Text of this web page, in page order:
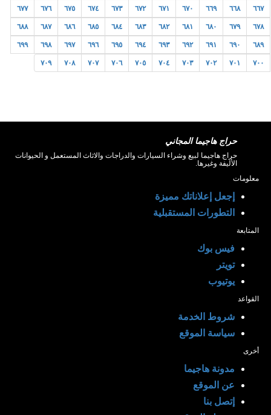
٦٦٧ ٦٦٨ ٦٦٩ ٦٧٠ ٦٧١ ٦٧٢ ٦٧٣ ٦٧٤ ٦٧٥ ٦٧٦ ٦٧٧
٦٧٨ ٦٧٩ ٦٨٠ ٦٨١ ٦٨٢ ٦٨٣ ٦٨٤ ٦٨٥ ٦٨٦ ٦٨٧ ٦٨٨
٦٨٩ ٦٩٠ ٦٩١ ٦٩٢ ٦٩٣ ٦٩٤ ٦٩٥ ٦٩٦ ٦٩٧ ٦٩٨ ٦٩٩
٧٠٠ ٧٠١ ٧٠٢ ٧٠٣ ٧٠٤ ٧٠٥ ٧٠٦ ٧٠٧ ٧٠٨ ٧٠٩
حراج هاجيما المجاني
حراج هاجيما لبيع وشراء السيارات والدراجات والاثاث المستعمل و الحيوانات
الأليفة وغيرها.
معلومات
إجعل إعلاناتك مميزة
التطورات المستقبلية
المتابعة
فيس بوك
تويتر
يوتيوب
القواعد
شروط الخدمة
سياسة الموقع
أخرى
مدونة هاجيما
عن الموقع
إتصل بنا